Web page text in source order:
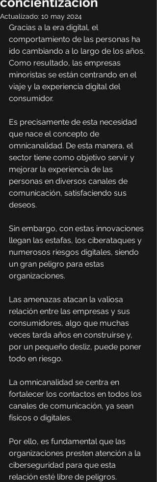
Actualizado: 10 may 2024
Gracias a la era digital, el
comportamiento de las personas ha
ido cambiando a lo largo de los años.
Como resultado, las empresas
minoristas se están centrando en el
viaje y la experiencia digital del
consumidor.
Es precisamente de esta necesidad
que nace el concepto de
omnicanalidad. De esta manera, el
sector tiene como objetivo servir y
mejorar la experiencia de las
personas en diversos canales de
comunicación, satisfaciendo sus
deseos.
Sin embargo, con estas innovaciones
llegan las estafas, los ciberataques y
numerosos riesgos digitales, siendo
un gran peligro para estas
organizaciones.
Las amenazas atacan la valiosa
relación entre las empresas y sus
consumidores, algo que muchas
veces tarda años en construirse y,
por un pequeño desliz, puede poner
todo en riesgo.
La omnicanalidad se centra en
fortalecer los contactos en todos los
canales de comunicación, ya sean
físicos o digitales.
Por ello, es fundamental que las
organizaciones presten atención a la
ciberseguridad para que esta
relación esté libre de peligros.